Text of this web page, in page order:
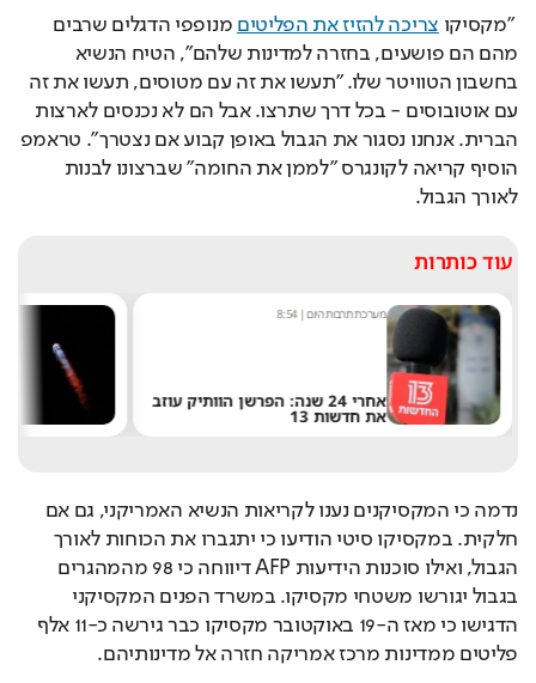
"מקסיקו צריכה להזיז את הפליטים
מנופפי הדגלים שרבים
מהם הם פושעים, בחזרה למדינות שלהם", הטיח הנשיא
בחשבון הטוויטר שלו. "תעשו את זה עם מטוסים, תעשו את זה
עם אוטובוסים - בכל דרך שתרצו. אבל הם לא נכנסים לארצות
הברית. אנחנו נסגור את הגבול באופן קבוע אם נצטרך". טראמפ
הוסיף קריאה לקונגרס "לממן את החומה" שברצונו לבנות
לאורך הגבול.
עוד כותרות
מערכת תרבות היום|
8:54
אחרי 24 שנה: הפרשן הוותיק עוזב
את חדשות 13
נדמה כי המקסיקנים נענו לקריאות הנשיא האמריקני, גם אם
חלקית. במקסיקו סיטי הודיעו כי יתגברו את הכוחות לאורך
הגבול, ואילו סוכנות הידיעות AFP דיווחה כי 98 מהמהגרים
בגבול יגורשו משטחי מקסיקו. במשרד הפנים המקסיקני
הדגישו כי מאז ה-19 באוקטובר מקסיקו כבר גירשה כ-11 אלף
פליטים ממדינות מרכז אמריקה חזרה אל מדינותיהם.